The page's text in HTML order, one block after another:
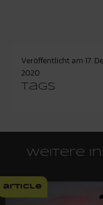
Veröffentlicht am 17.
2020
Tags
Weitere
article